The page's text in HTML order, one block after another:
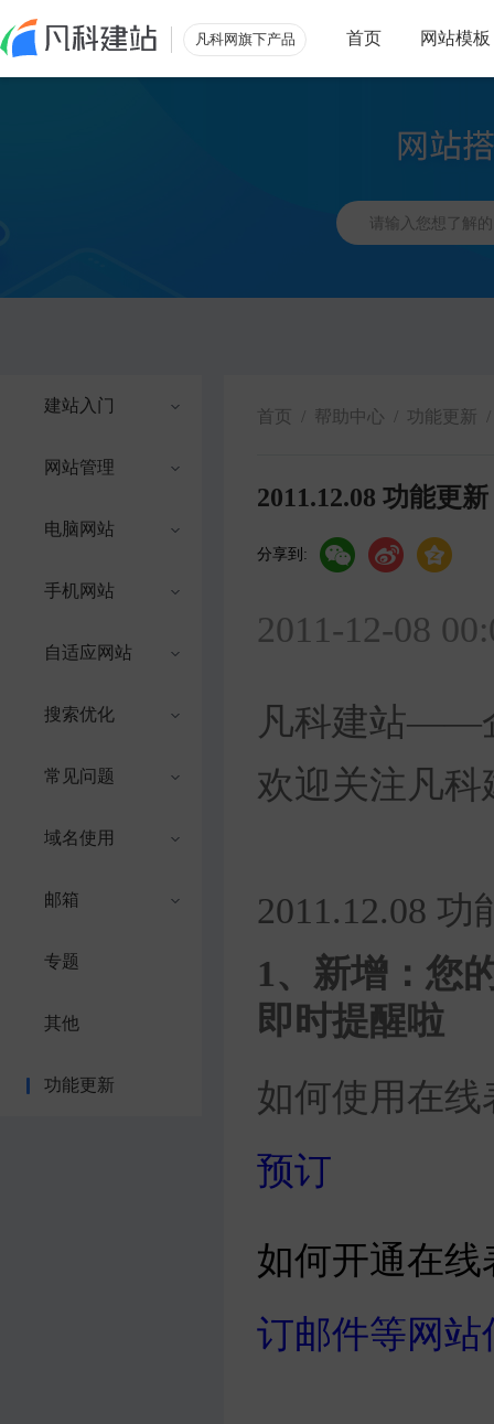
凡科网旗下产品 首页 网站模板
建站入门
网站管理
电脑网站
手机网站
自适应网站
搜索优化
常见问题
域名使用
邮箱
专题
其他
功能更新
首页 / 帮助中心 / 功能更新 /
2011.12.08 功能更新
分享到:
2011-12-08
凡科建站——
欢迎关注凡
2011.12.08 功
1、新增：您
即时提醒啦
如何使用在
预订
如何开通在
订邮件等网